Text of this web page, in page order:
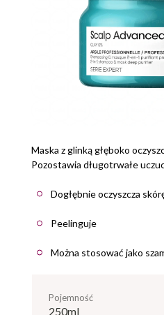
Maska z glinką głęboko
Pozostawia długotrwałe
Dogłębnie oczyszcza
Peelinguje
Można stosować jako
pojemność
250ml